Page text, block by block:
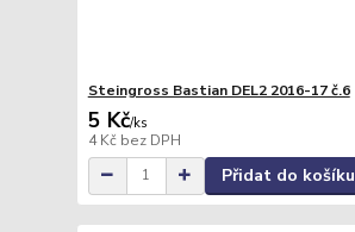
Steingross Bastian DEL2 2016-17 č.6
5 Kč/ks
4 Kč bez DPH
Přidat do košíku